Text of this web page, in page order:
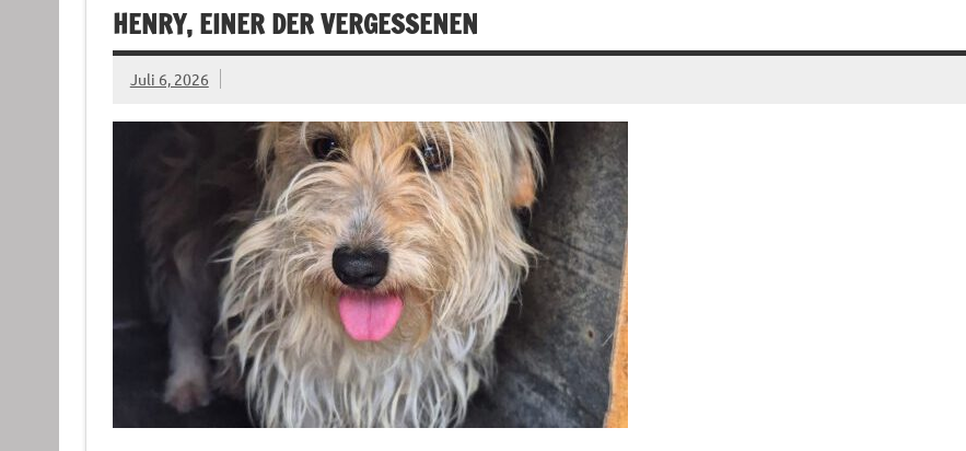
HENRY, EINER DER VERGESSENEN
Juli 6, 2026